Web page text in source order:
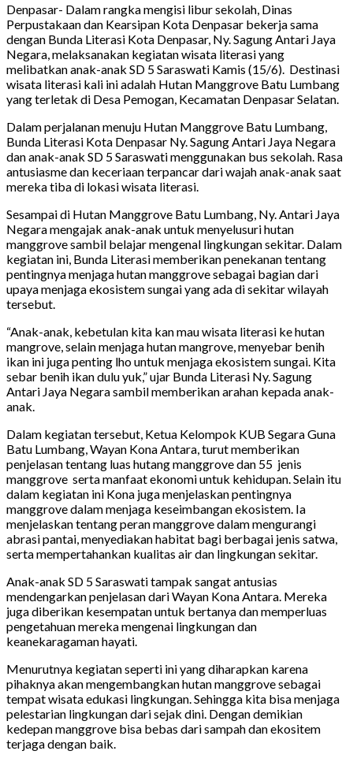
Denpasar- Dalam rangka mengisi libur sekolah, Dinas
Perpustakaan dan Kearsipan Kota Denpasar bekerja sama
dengan Bunda Literasi Kota Denpasar, Ny. Sagung Antari Jaya
Negara, melaksanakan kegiatan wisata literasi yang
melibatkan anak-anak SD 5 Saraswati Kamis (15/6). Destinasi
wisata literasi kali ini adalah Hutan Manggrove Batu Lumbang
yang terletak di Desa Pemogan, Kecamatan Denpasar Selatan.
Dalam perjalanan menuju Hutan Manggrove Batu Lumbang,
Bunda Literasi Kota Denpasar Ny. Sagung Antari Jaya Negara
dan anak-anak SD 5 Saraswati menggunakan bus sekolah. Rasa
antusiasme dan keceriaan terpancar dari wajah anak-anak saat
mereka tiba di lokasi wisata literasi.
Sesampai di Hutan Manggrove Batu Lumbang, Ny. Antari Jaya
Negara mengajak anak-anak untuk menyelusuri hutan
manggrove sambil belajar mengenal lingkungan sekitar. Dalam
kegiatan ini, Bunda Literasi memberikan penekanan tentang
pentingnya menjaga hutan manggrove sebagai bagian dari
upaya menjaga ekosistem sungai yang ada di sekitar wilayah
tersebut.
“Anak-anak, kebetulan kita kan mau wisata literasi ke hutan
mangrove, selain menjaga hutan mangrove, menyebar benih
ikan ini juga penting lho untuk menjaga ekosistem sungai. Kita
sebar benih ikan dulu yuk,” ujar Bunda Literasi Ny. Sagung
Antari Jaya Negara sambil memberikan arahan kepada anak-
anak.
Dalam kegiatan tersebut, Ketua Kelompok KUB Segara Guna
Batu Lumbang, Wayan Kona Antara, turut memberikan
penjelasan tentang luas hutang manggrove dan 55 jenis
manggrove serta manfaat ekonomi untuk kehidupan. Selain itu
dalam kegiatan ini Kona juga menjelaskan pentingnya
manggrove dalam menjaga keseimbangan ekosistem. Ia
menjelaskan tentang peran manggrove dalam mengurangi
abrasi pantai, menyediakan habitat bagi berbagai jenis satwa,
serta mempertahankan kualitas air dan lingkungan sekitar.
Anak-anak SD 5 Saraswati tampak sangat antusias
mendengarkan penjelasan dari Wayan Kona Antara. Mereka
juga diberikan kesempatan untuk bertanya dan memperluas
pengetahuan mereka mengenai lingkungan dan
keanekaragaman hayati.
Menurutnya kegiatan seperti ini yang diharapkan karena
pihaknya akan mengembangkan hutan manggrove sebagai
tempat wisata edukasi lingkungan. Sehingga kita bisa menjaga
pelestarian lingkungan dari sejak dini. Dengan demikian
kedepan manggrove bisa bebas dari sampah dan ekositem
terjaga dengan baik.